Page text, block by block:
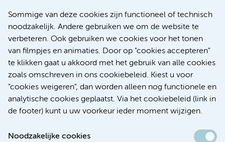
Sommige van deze cookies zijn functioneel of technisch
noodzakelijk. Andere gebruiken we om de website te
verbeteren. Ook gebruiken we cookies voor het tonen
van filmpjes en animaties. Door op "cookies accepteren"
te klikken gaat u akkoord met het gebruik van alle cookies
zoals omschreven in ons cookiebeleid. Kiest u voor
"cookies weigeren", dan worden alleen nog functionele en
analytische cookies geplaatst. Via het cookiebeleid (link in
de footer) kunt u uw voorkeur ieder moment wijzigen.
Noodzakelijke cookies
Meer Amsterdam UMC websites:
Werken bij Amsterdam UMC
Over Amsterdam UMC
Nieuws
Research
Educatie Locatie VUmc